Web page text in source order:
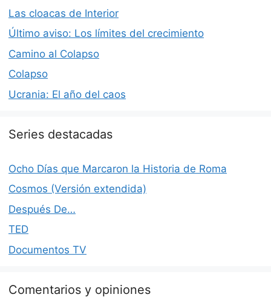
Las cloacas de Interior
Último aviso: Los límites del crecimiento
Camino al Colapso
Colapso
Ucrania: El año del caos
Series destacadas
Ocho Días que Marcaron la Historia de Roma
Cosmos (Versión extendida)
Después De…
TED
Documentos TV
Comentarios y opiniones